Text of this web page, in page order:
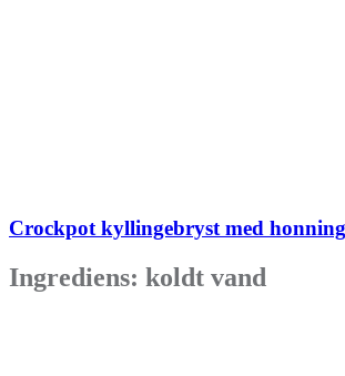
Crockpot kyllingebryst med honning
Ingrediens: koldt vand